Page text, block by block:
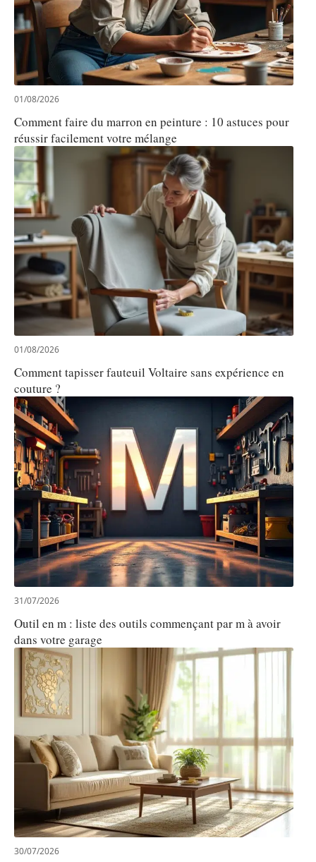
01/08/2026
Comment faire du marron en peinture : 10 astuces pour
réussir facilement votre mélange
01/08/2026
Comment tapisser fauteuil Voltaire sans expérience en
couture ?
31/07/2026
Outil en m : liste des outils commençant par m à avoir
dans votre garage
30/07/2026